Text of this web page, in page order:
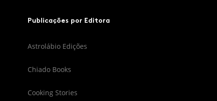
Publicações por Editora
Astrolábio Edições
Chiado Books
Cooking Stories